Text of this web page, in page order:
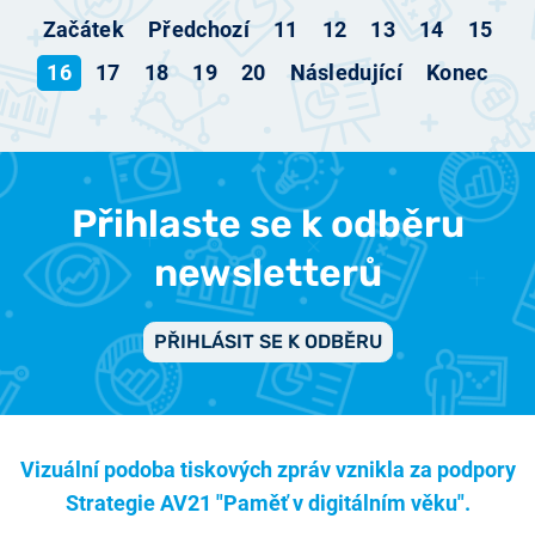
Začátek Předchozí 11 12 13 14
15
16
17 18 19 20 Následující Konec
Přihlaste se k odběru
newsletterů
PŘIHLÁSIT SE K ODBĚRU
Vizuální podoba tiskových zpráv vznikla za podpory
Strategie AV21 "Paměť v digitálním věku".